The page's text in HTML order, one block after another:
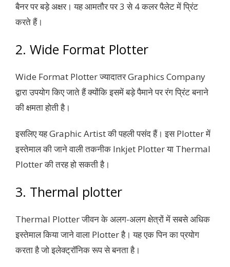
बैनर पर बड़े अक्षर। यह आमतौर पर 3 से 4 कलर पैलेट में प्रिंट
करते हैं।
2. Wide Format Plotter
Wide Format Plotter ज्यादातर Graphics Company
द्वारा उपयोग किए जाते हैं क्योंकि इसमें बड़े पैमाने पर रंग प्रिंट बनाने
की क्षमता होती है।
इसलिए यह Graphic Artist की पहली पसंद हैं। इस Plotter में
इस्तेमाल की जाने वाली तकनीक Inkjet Plotter या Thermal
Plotter की तरह हो सकती है।
3. Thermal plotter
Thermal Plotter जीवन के अलग-अलग क्षेत्रों में सबसे अधिक
इस्तेमाल किया जाने वाला Plotter है। यह एक पिन का प्रयोग
करता है जो इलेक्ट्रॉनिक रूप से बनता है।